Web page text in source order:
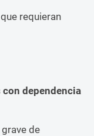
requieran
con dependencia
de